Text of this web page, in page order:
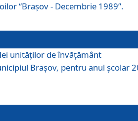
“Braşov - Decembrie 1989”.
unităţilor de învăţământ
Braşov, pentru anul şcolar